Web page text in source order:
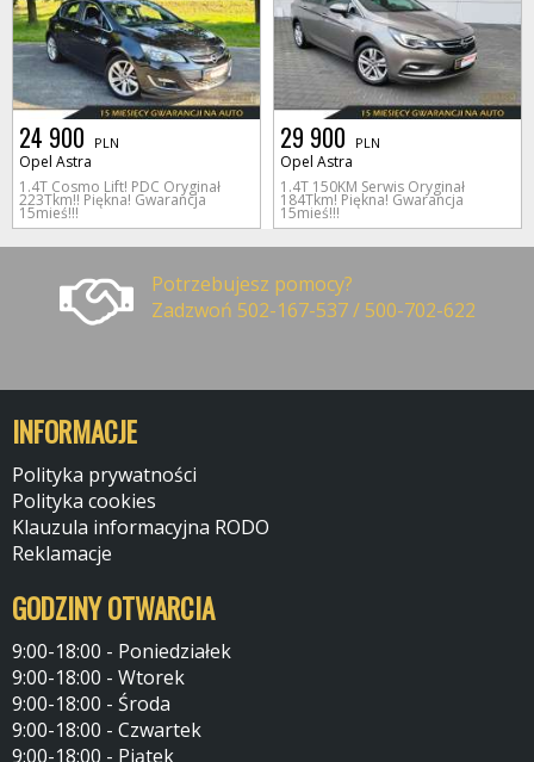
24 900 PLN
Opel Astra
1.4T Cosmo Lift! PDC Oryginał
223Tkm!! Piękna! Gwarancja
15mieś!!!
29 900 PLN
Opel Astra
1.4T 150KM Serwis Oryginał
184Tkm! Piękna! Gwarancja
15mieś!!!
Potrzebujesz pomocy?
Zadzwoń 502-167-537 / 500-702-622
INFORMACJE
Polityka prywatności
Polityka cookies
Klauzula informacyjna RODO
Reklamacje
GODZINY OTWARCIA
9:00-18:00 - Poniedziałek
9:00-18:00 - Wtorek
9:00-18:00 - Środa
9:00-18:00 - Czwartek
9:00-18:00 - Piątek